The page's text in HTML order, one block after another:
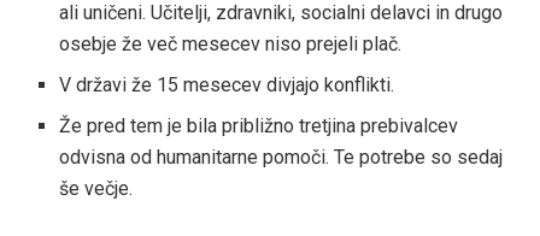
ali uničeni. Učitelji, zdravniki, socialni delavci in drugo
osebje že več mesecev niso prejeli plač.
V državi že 15 mesecev divjajo konflikti.
Že pred tem je bila približno tretjina prebivalcev
odvisna od humanitarne pomoči. Te potrebe so sedaj
še večje.